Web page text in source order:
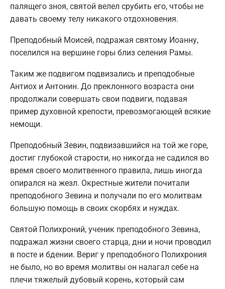
палящего зноя, святой велел срубить его, чтобы не
давать своему телу никакого отдохновения.
Преподобный Моисей, подражая святому Иоанну,
поселился на вершине горы близ селения Рамы.
Таким же подвигом подвизались и преподобные
Антиох и Антонин. До преклонного возраста они
продолжали совершать свои подвиги, подавая
пример духовной крепости, превозмогающей всякие
немощи.
Преподобный Зевин, подвизавшийся на той же горе,
достиг глубокой старости, но никогда не садился во
время своего молитвенного правила, лишь иногда
опирался на жезл. Окрестные жители почитали
преподобного Зевина и получали по его молитвам
большую помощь в своих скорбях и нуждах.
Святой Полихроний, ученик преподобного Зевина,
подражал жизни своего старца, дни и ночи проводил
в посте и бдении. Вериг у преподобного Полихрония
не было, но во время молитвы он налагал себе на
плечи тяжелый дубовый корень, который сам